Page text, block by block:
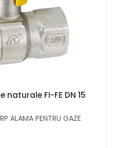
FI-FE DN 15
ALAMA PENTRU GAZE